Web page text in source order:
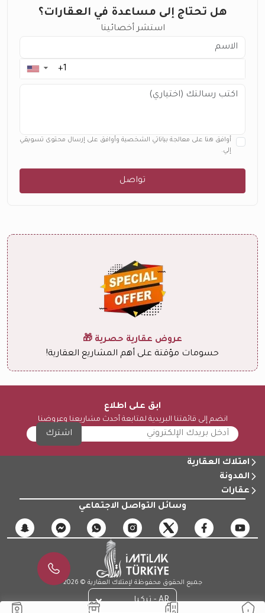
هل تحتاج إلى مساعدة في العقارات؟
استشر أخصائينا
▼
أوافق هنا على معالجة بياناتي الشخصية وأوافق على إرسال محتوى تسويقي
إلي.
تواصل
عروض عقارية حصرية 🎁
حسومات مؤقتة على أهم المشاريع العقارية!
ابق على اطلاع
انضم إلى قائمتنا البريدية لمتابعة أحدث مشاريعنا وعروضنا
اشترك
امتلاك العقارية
المدونة
عقارات
وسائل التواصل الاجتماعي
جميع الحقوق محفوظة لإمتلاك العقارية © 2026
AR - تركيا